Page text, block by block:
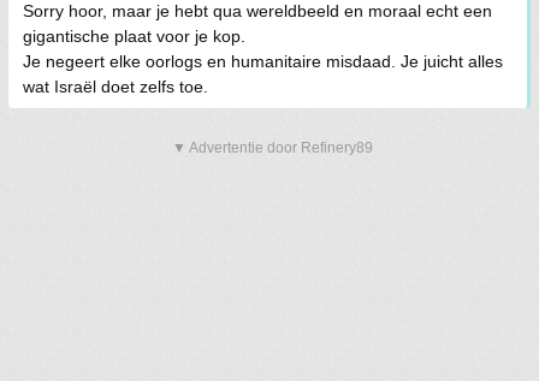
Sorry hoor, maar je hebt qua wereldbeeld en moraal echt een
gigantische plaat voor je kop.
Je negeert elke oorlogs en humanitaire misdaad. Je juicht alles
wat Israël doet zelfs toe.
▼ Advertentie door Refinery89